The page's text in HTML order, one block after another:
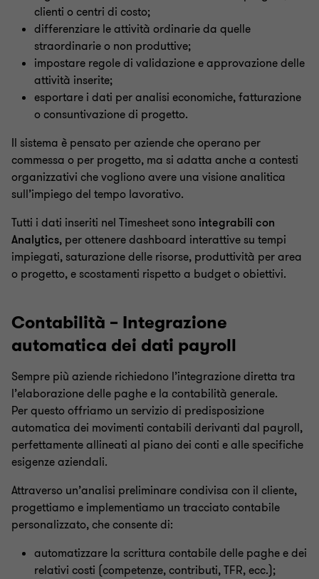
clienti o centri di costo;
differenziare le attività ordinarie da quelle
straordinarie o non produttive;
impostare regole di validazione e approvazione delle
attività inserite;
esportare i dati per analisi economiche, fatturazione
o consuntivazione di progetto.
Il sistema è pensato per aziende che operano per
commessa o per progetto, ma si adatta anche a contesti
organizzativi che vogliono avere una visione analitica
sull’impiego del tempo lavorativo.
Tutti i dati inseriti nel Timesheet sono integrabili con
Analytics, per ottenere dashboard interattive su tempi
impiegati, saturazione delle risorse, produttività per area
o progetto, e scostamenti rispetto a budget o obiettivi.
Contabilità – Integrazione
automatica dei dati payroll
Sempre più aziende richiedono l’integrazione diretta tra
l’elaborazione delle paghe e la contabilità generale.
Per questo offriamo un servizio di predisposizione
automatica dei movimenti contabili derivanti dal payroll,
perfettamente allineati al piano dei conti e alle specifiche
esigenze aziendali.
Attraverso un’analisi preliminare condivisa con il cliente,
progettiamo e implementiamo un tracciato contabile
personalizzato, che consente di:
automatizzare la scrittura contabile delle paghe e dei
relativi costi (competenze, contributi, TFR, ecc.);